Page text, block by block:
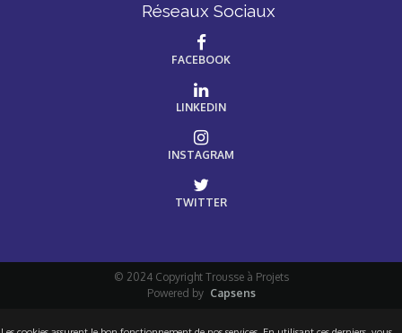
Réseaux Sociaux
FACEBOOK
LINKEDIN
INSTAGRAM
TWITTER
© 2024 Copyright Trousse à Projets
Powered by Capsens